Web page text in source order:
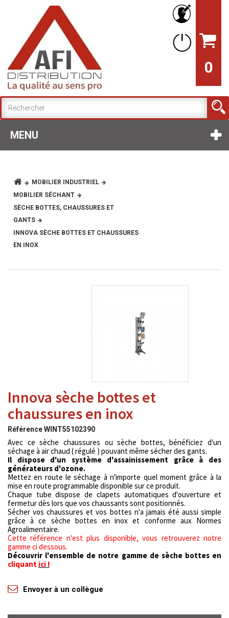
0
MENU
MOBILIER INDUSTRIEL
MOBILIER SÉCHANT
SÈCHE BOTTES, CHAUSSURES ET
GANTS
INNOVA SÈCHE BOTTES ET CHAUSSURES
EN INOX
Innova sèche bottes et
chaussures en inox
RéférenceWINT55102390
Avec ce sèche chaussures ou sèche bottes, bénéficiez d'un
séchage à air chaud ( régulé ) pouvant même sécher des gants.
Il dispose d'un système d'assainissement grâce à des
générateurs d'ozone.
Mettez en route le séchage à n'importe quel moment grâce à la
mise en route programmable disponible sur ce produit.
Chaque tube dispose de clapets automatiques d'ouverture et
fermetur dès lors que vos chaussants sont positionnés.
Sécher vos chaussures et vos bottes n'a jamais été aussi simple
grâce à ce sèche bottes en inox et conforme aux Normes
Agroalimentaire.
Cette référence n'est plus disponible, vous retrouverez notre
gamme ci dessous.
Découvrir l'ensemble de notre gamme de sèche bottes en
cliquant ici !
Envoyer à un collègue